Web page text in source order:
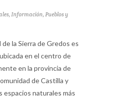
, Información, Pueblos y
de la Sierra de Gredos es
en el centro de
en la provincia de
de Castilla y
espacios naturales más